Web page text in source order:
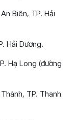
Biên, TP. Hải
Hải Dương.
Hạ Long (đường
TP. Thanh